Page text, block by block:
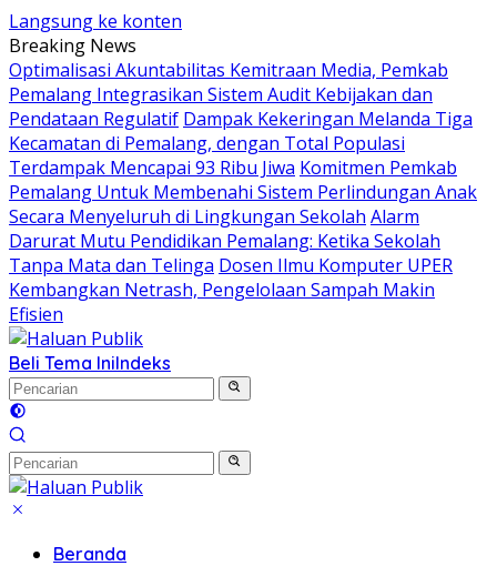
Langsung ke konten
Breaking News
​Optimalisasi Akuntabilitas Kemitraan Media, Pemkab
Pemalang Integrasikan Sistem Audit Kebijakan dan
Pendataan Regulatif Dampak Kekeringan Melanda Tiga
Kecamatan di Pemalang, dengan Total Populasi
Terdampak Mencapai 93 Ribu Jiwa Komitmen Pemkab
Pemalang Untuk Membenahi Sistem Perlindungan Anak
Secara Menyeluruh di Lingkungan Sekolah Alarm
Darurat Mutu Pendidikan Pemalang: Ketika Sekolah
Tanpa Mata dan Telinga Dosen Ilmu Komputer UPER
Kembangkan Netrash, Pengelolaan Sampah Makin
Efisien
Beli Tema IniIndeks
Beranda